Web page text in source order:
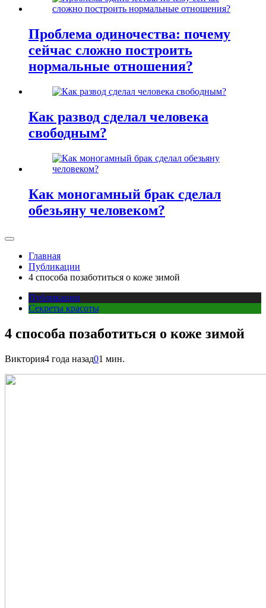
Проблема одиночества: почему
сейчас сложно построить
нормальные отношения?
Как развод сделал человека
свободным?
Как моногамный брак сделал
обезьяну человеком?
Главная
Публикации
4 способа позаботиться о коже зимой
Публикации
Секреты красоты
4 способа позаботиться о коже зимой
Виктория4 года назад01 мин.